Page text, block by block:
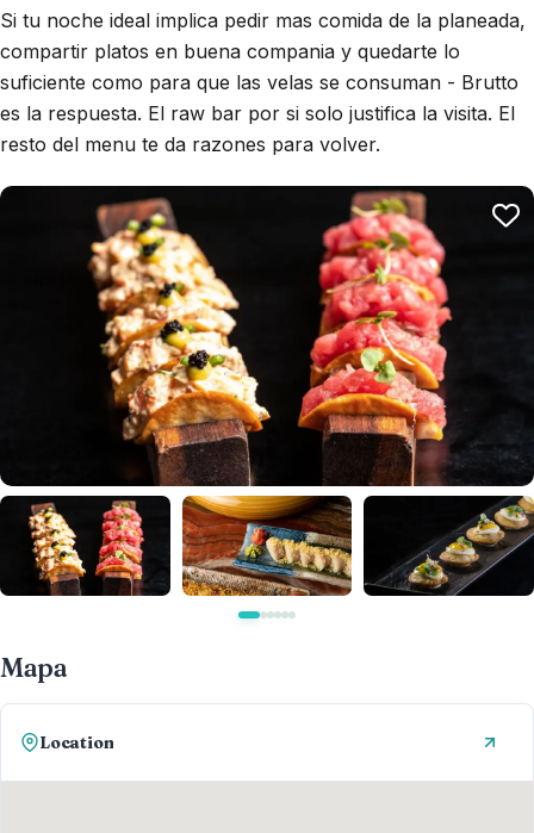
Si tu noche ideal implica pedir mas comida de la planeada,
compartir platos en buena compania y quedarte lo
suficiente como para que las velas se consuman - Brutto
es la respuesta. El raw bar por si solo justifica la visita. El
resto del menu te da razones para volver.
Mapa
Location